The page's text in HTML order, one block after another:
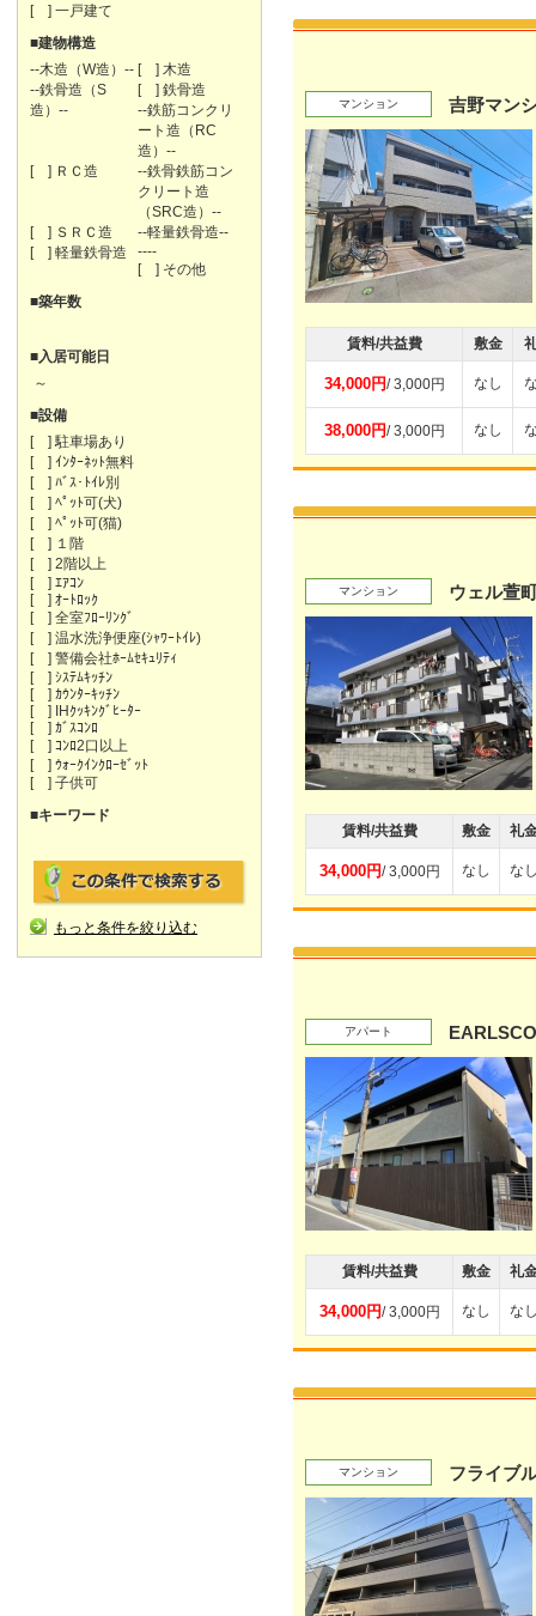
[ ] 一戸建て
■建物構造
--木造（W造）-- [ ] 木造
--鉄骨造（S
造）--
[ ] 鉄骨造
--鉄筋コンクリ
ート造（RC
造）--
[ ] ＲＣ造
--鉄骨鉄筋コン
クリート造
（SRC造）--
[ ] ＳＲＣ造
--軽量鉄骨造--
[ ] 軽量鉄骨造
----
[ ] その他
■築年数
■入居可能日
～
■設備
[ ] 駐車場あり
[ ] ｲﾝﾀｰﾈｯﾄ無料
[ ] ﾊﾞｽ･ﾄｲﾚ別
[ ] ﾍﾟｯﾄ可(犬)
[ ] ﾍﾟｯﾄ可(猫)
[ ] １階
[ ] 2階以上
[ ] ｴｱｺﾝ
[ ] ｵｰﾄﾛｯｸ
[ ] 全室ﾌﾛｰﾘﾝｸﾞ
[ ] 温水洗浄便座(ｼｬﾜｰﾄｲﾚ)
[ ] 警備会社ﾎｰﾑｾｷｭﾘﾃｨ
[ ] ｼｽﾃﾑｷｯﾁﾝ
[ ] ｶｳﾝﾀｰｷｯﾁﾝ
[ ] IHｸｯｷﾝｸﾞﾋｰﾀｰ
[ ] ｶﾞｽｺﾝﾛ
[ ] ｺﾝﾛ2口以上
[ ] ｳｫｰｸｲﾝｸﾛｰｾﾞｯﾄ
[ ] 子供可
■キーワード
もっと条件を絞り込む
マンション 吉野マン
賃料/共益費 敷金
34,000円/ 3,000円 なし
38,000円/ 3,000円 なし
マンション ウェル萱
賃料/共益費 敷金 礼
34,000円/ 3,000円 なし な
アパート
賃料/共益費 敷金 礼
34,000円/ 3,000円 なし な
マンション フライブ